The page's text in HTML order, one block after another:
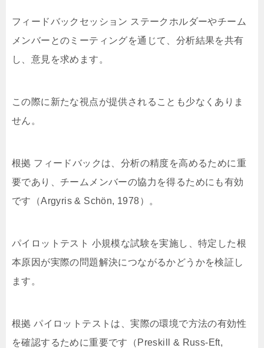
フィードバックセッション ステークホルダーやチーム
メンバーとのミーティングを通じて、分析結果を共有
し、意見を求めます。
この際に新たな視点が提供されることも少なくありま
せん。
根拠 フィードバックは、分析の精度を高めるために重
要であり、チームメンバーの協力を得るためにも有効
です（Argyris & Schön, 1978）。
パイロットテスト 小規模な試験を実施し、特定した根
本原因が実際の問題解決につながるかどうかを検証し
ます。
根拠 パイロットテストは、実際の環境で方法の有効性
を確認するために重要です（Preskill & Russ-Eft,